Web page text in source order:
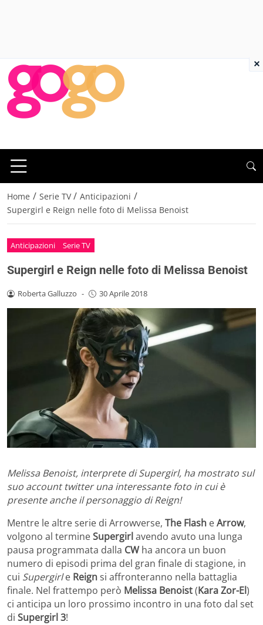
Home / Serie TV / Anticipazioni /
Supergirl e Reign nelle foto di Melissa Benoist
Anticipazioni Serie TV
Supergirl e Reign nelle foto di Melissa Benoist
Roberta Galluzzo - 30 Aprile 2018
Melissa Benoist, interprete di Supergirl, ha mostrato sul
suo account twitter una interessante foto in cui è
presente anche il personaggio di Reign!
Mentre le altre serie di Arrowverse, The Flash eArrow,
volgono al termineSupergirlavendo avuto una lunga
pausa programmata dalla CWha ancora un buon
numero di episodi prima del gran finale di stagione, in
cui Supergirle Reignsi affronteranno nella battaglia
finale. Nel frattempo però Melissa Benoist(Kara Zor-El)
ci anticipa un loro prossimo incontro in una foto dal set
di Supergirl 3!
×